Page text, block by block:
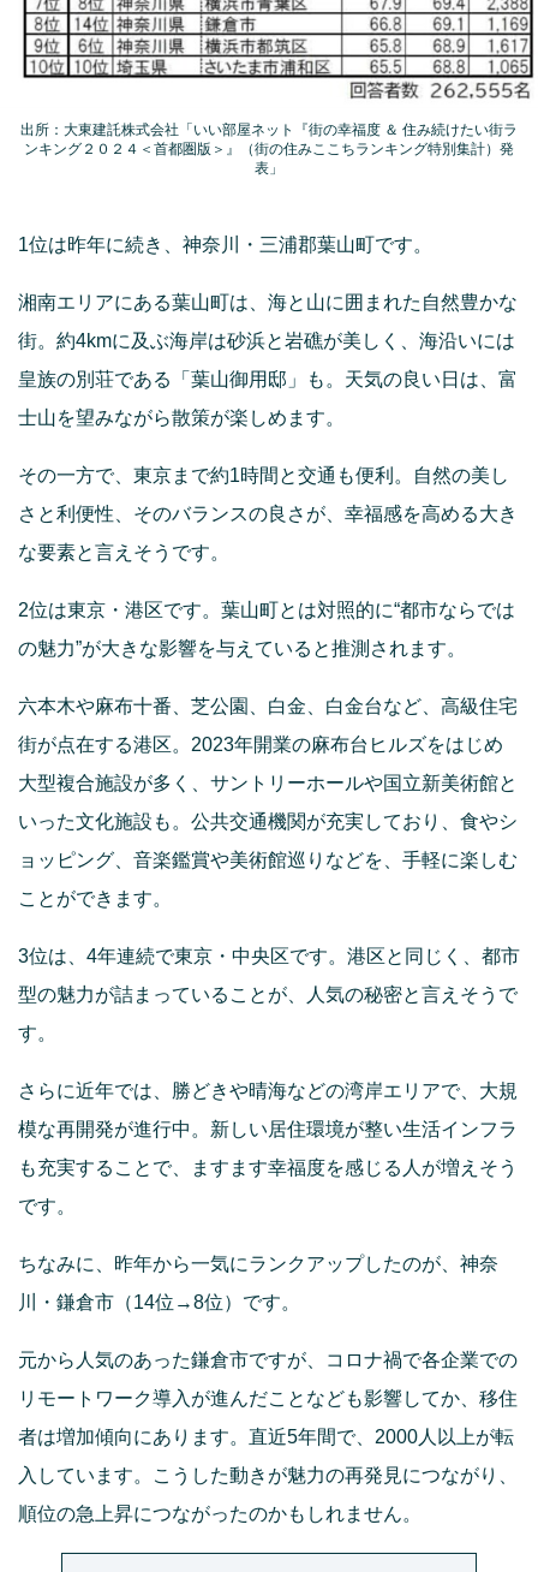
出所：大東建託株式会社「いい部屋ネット『街の幸福度 ＆ 住み続けたい街ラ
ンキング２０２４＜首都圏版＞』（街の住みここちランキング特別集計）発
表」
1位は昨年に続き、神奈川・三浦郡葉山町です。
湘南エリアにある葉山町は、海と山に囲まれた自然豊かな
街。約4kmに及ぶ海岸は砂浜と岩礁が美しく、海沿いには
皇族の別荘である「葉山御用邸」も。天気の良い日は、富
士山を望みながら散策が楽しめます。
その一方で、東京まで約1時間と交通も便利。自然の美し
さと利便性、そのバランスの良さが、幸福感を高める大き
な要素と言えそうです。
2位は東京・港区です。葉山町とは対照的に“都市ならでは
の魅力”が大きな影響を与えていると推測されます。
六本木や麻布十番、芝公園、白金、白金台など、高級住宅
街が点在する港区。2023年開業の麻布台ヒルズをはじめ
大型複合施設が多く、サントリーホールや国立新美術館と
いった文化施設も。公共交通機関が充実しており、食やシ
ョッピング、音楽鑑賞や美術館巡りなどを、手軽に楽しむ
ことができます。
3位は、4年連続で東京・中央区です。港区と同じく、都市
型の魅力が詰まっていることが、人気の秘密と言えそうで
す。
さらに近年では、勝どきや晴海などの湾岸エリアで、大規
模な再開発が進行中。新しい居住環境が整い生活インフラ
も充実することで、ますます幸福度を感じる人が増えそう
です。
ちなみに、昨年から一気にランクアップしたのが、神奈
川・鎌倉市（14位→8位）です。
元から人気のあった鎌倉市ですが、コロナ禍で各企業での
リモートワーク導入が進んだことなども影響してか、移住
者は増加傾向にあります。直近5年間で、2000人以上が転
入しています。こうした動きが魅力の再発見につながり、
順位の急上昇につながったのかもしれません。